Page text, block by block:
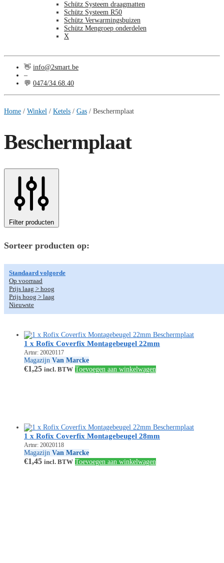
Schütz Systeem draagmatten
Schütz Systeem R50
Schütz Verwarmingsbuizen
Schütz Mengroep onderdelen
X
👋 info@2smart.be
–
💬 0474/34.68.40
Home / Winkel / Ketels / Gas / Beschermplaat
Beschermplaat
Filter producten
Sorteer producten op:
Standaard volgorde
Op voorraad
Prijs laag > hoog
Prijs hoog > laag
Nieuwste
1 x Rofix Coverfix Montagebeugel 22mm
Artnr: 20020117
Magazijn Van Marcke
€1,25 incl. BTW Toevoegen aan winkelwagen
1 x Rofix Coverfix Montagebeugel 28mm
Artnr: 20020118
Magazijn Van Marcke
€1,45 incl. BTW Toevoegen aan winkelwagen